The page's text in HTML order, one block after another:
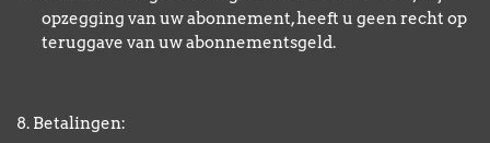
opzegging van uw abonnement, heeft u geen recht op
teruggave van uw abonnementsgeld.
8. Betalingen: